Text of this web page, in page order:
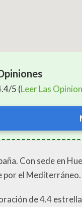
5 (Leer Las
Con sede en
por el Mediterráneo.
de 4.4